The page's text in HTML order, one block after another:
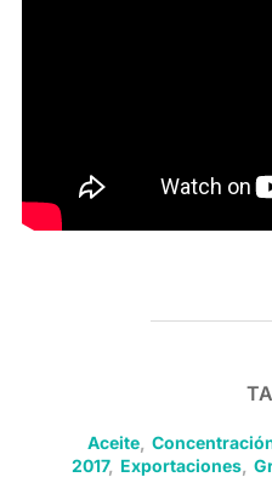
Aceite
2017, Exportaciones,